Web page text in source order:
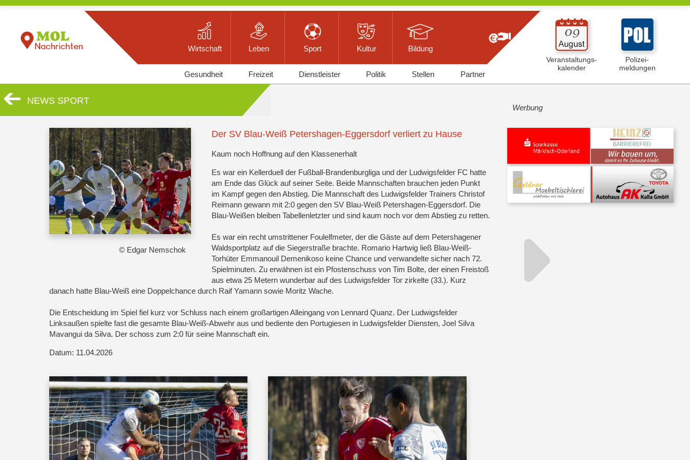
Wirtschaft Leben Sport Kultur Bildung
Veranstaltungs-
kalender
Polizei-
meldungen
Gesundheit Freizeit Dienstleister Politik Stellen Partner
NEWS SPORT
© Edgar Nemschok
Der SV Blau-Weiß Petershagen-Eggersdorf verliert zu Hause
Kaum noch Hoffnung auf den Klassenerhalt
Es war ein Kellerduell der Fußball-Brandenburgliga und der Ludwigsfelder FC hatte
am Ende das Glück auf seiner Seite. Beide Mannschaften brauchen jeden Punkt
im Kampf gegen den Abstieg. Die Mannschaft des Ludwigsfelder Trainers Christof
Reimann gewann mit 2:0 gegen den SV Blau-Weiß Petershagen-Eggersdorf. Die
Blau-Weißen bleiben Tabellenletzter und sind kaum noch vor dem Abstieg zu retten.
Es war ein recht umstrittener Foulelfmeter, der die Gäste auf dem Petershagener
Waldsportplatz auf die Siegerstraße brachte. Romario Hartwig ließ Blau-Weiß-
Torhüter Emmanouil Demenikoso keine Chance und verwandelte sicher nach 72.
Spielminuten. Zu erwähnen ist ein Pfostenschuss von Tim Bolte, der einen Freistoß
aus etwa 25 Metern wunderbar auf des Ludwigsfelder Tor zirkelte (33.). Kurz
danach hatte Blau-Weiß eine Doppelchance durch Raif Yamann sowie Moritz Wache.
Die Entscheidung im Spiel fiel kurz vor Schluss nach einem großartigen Alleingang von Lennard Quanz. Der Ludwigsfelder
Linksaußen spielte fast die gesamte Blau-Weiß-Abwehr aus und bediente den Portugiesen in Ludwigsfelder Diensten, Joel Silva
Mavangui da Silva. Der schoss zum 2:0 für seine Mannschaft ein.
Datum: 11.04.2026
Werbung